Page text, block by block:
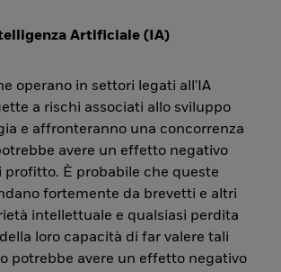
Artificiale (IA)
operano in settori legati all'IA
a rischi associati allo sviluppo
e affronteranno una concorrenza
avere un effetto negativo
profitto. È probabile che queste
fortemente da brevetti e altri
intellettuale e qualsiasi perdita
loro capacità di far valere tali
potrebbe avere un effetto negativo